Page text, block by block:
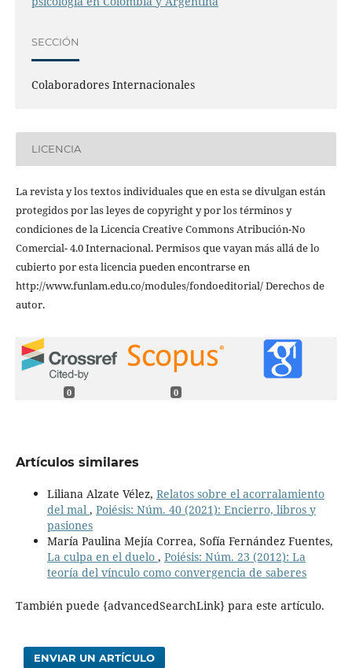
SECCIÓN
Colaboradores Internacionales
LICENCIA
La revista y los textos individuales que en esta se divulgan están
protegidos por las leyes de copyright y por los términos y
condiciones de la Licencia Creative Commons Atribución-No
Comercial- 4.0 Internacional. Permisos que vayan más allá de lo
cubierto por esta licencia pueden encontrarse en
http://www.funlam.edu.co/modules/fondoeditorial/ Derechos de
autor.
0 0
Artículos similares
Liliana Alzate Vélez, Relatos sobre el acorralamiento
del mal , Poiésis: Núm. 40 (2021): Encierro, libros y
pasiones
María Paulina Mejía Correa, Sofía Fernández Fuentes,
La culpa en el duelo , Poiésis: Núm. 23 (2012): La
teoría del vínculo como convergencia de saberes
También puede {advancedSearchLink} para este artículo.
ENVIAR UN ARTÍCULO